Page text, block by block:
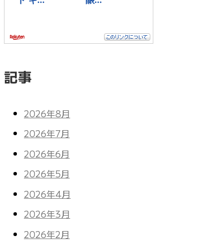
記事
2026年8月
2026年7月
2026年6月
2026年5月
2026年4月
2026年3月
2026年2月